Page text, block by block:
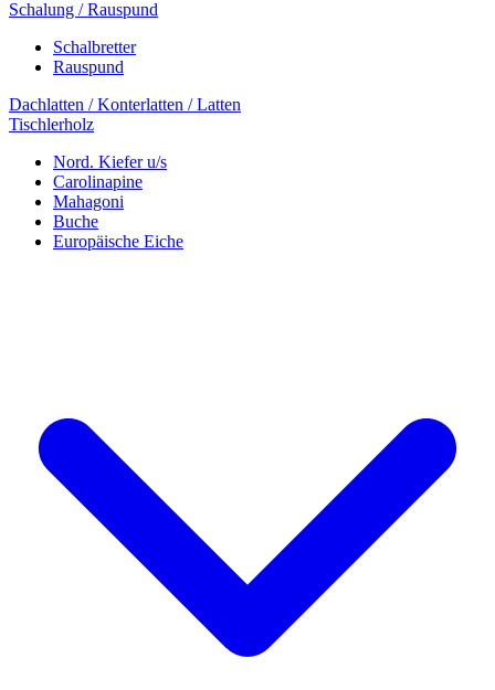
Schalung / Rauspund
Schalbretter
Rauspund
Dachlatten / Konterlatten / Latten
Tischlerholz
Nord. Kiefer u/s
Carolinapine
Mahagoni
Buche
Europäische Eiche